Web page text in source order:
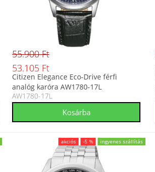
55.900 Ft
53.105 Ft
Citizen Elegance Eco-Drive férfi
analóg karóra AW1780-17L
AW1780-17L
akciós -5 % ingyenes szállítás